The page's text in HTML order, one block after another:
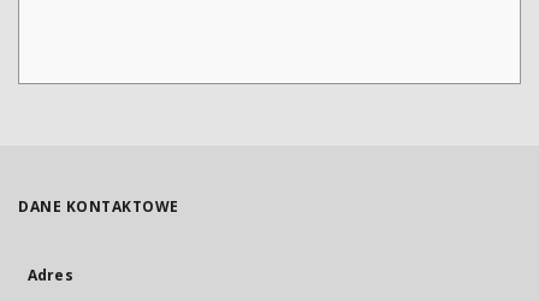
DANE KONTAKTOWE
Adres